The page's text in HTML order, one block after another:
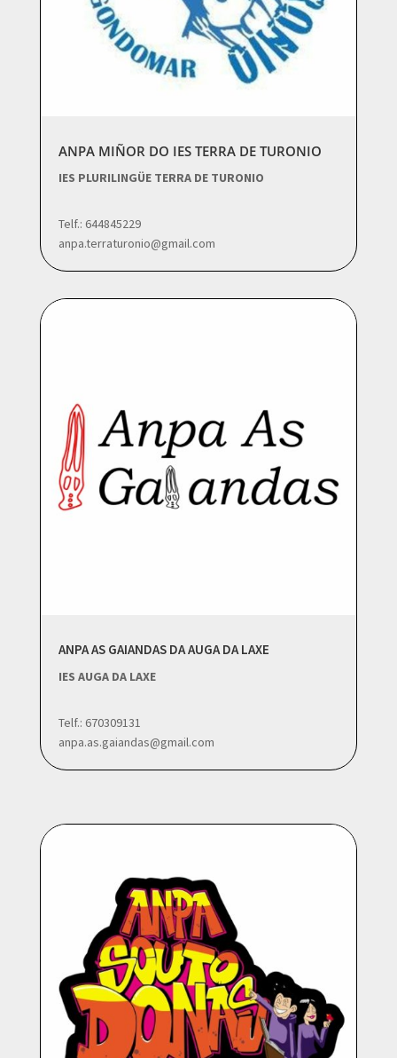
ANPA MIÑOR DO IES TERRA DE TURONIO
IES PLURILINGÜE TERRA DE TURONIO
Telf.: 644845229
anpa.terraturonio@gmail.com
ANPA AS GAIANDAS DA AUGA DA LAXE
IES AUGA DA LAXE
Telf.: 670309131
anpa.as.gaiandas@gmail.com